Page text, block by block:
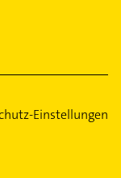
Einstellungen